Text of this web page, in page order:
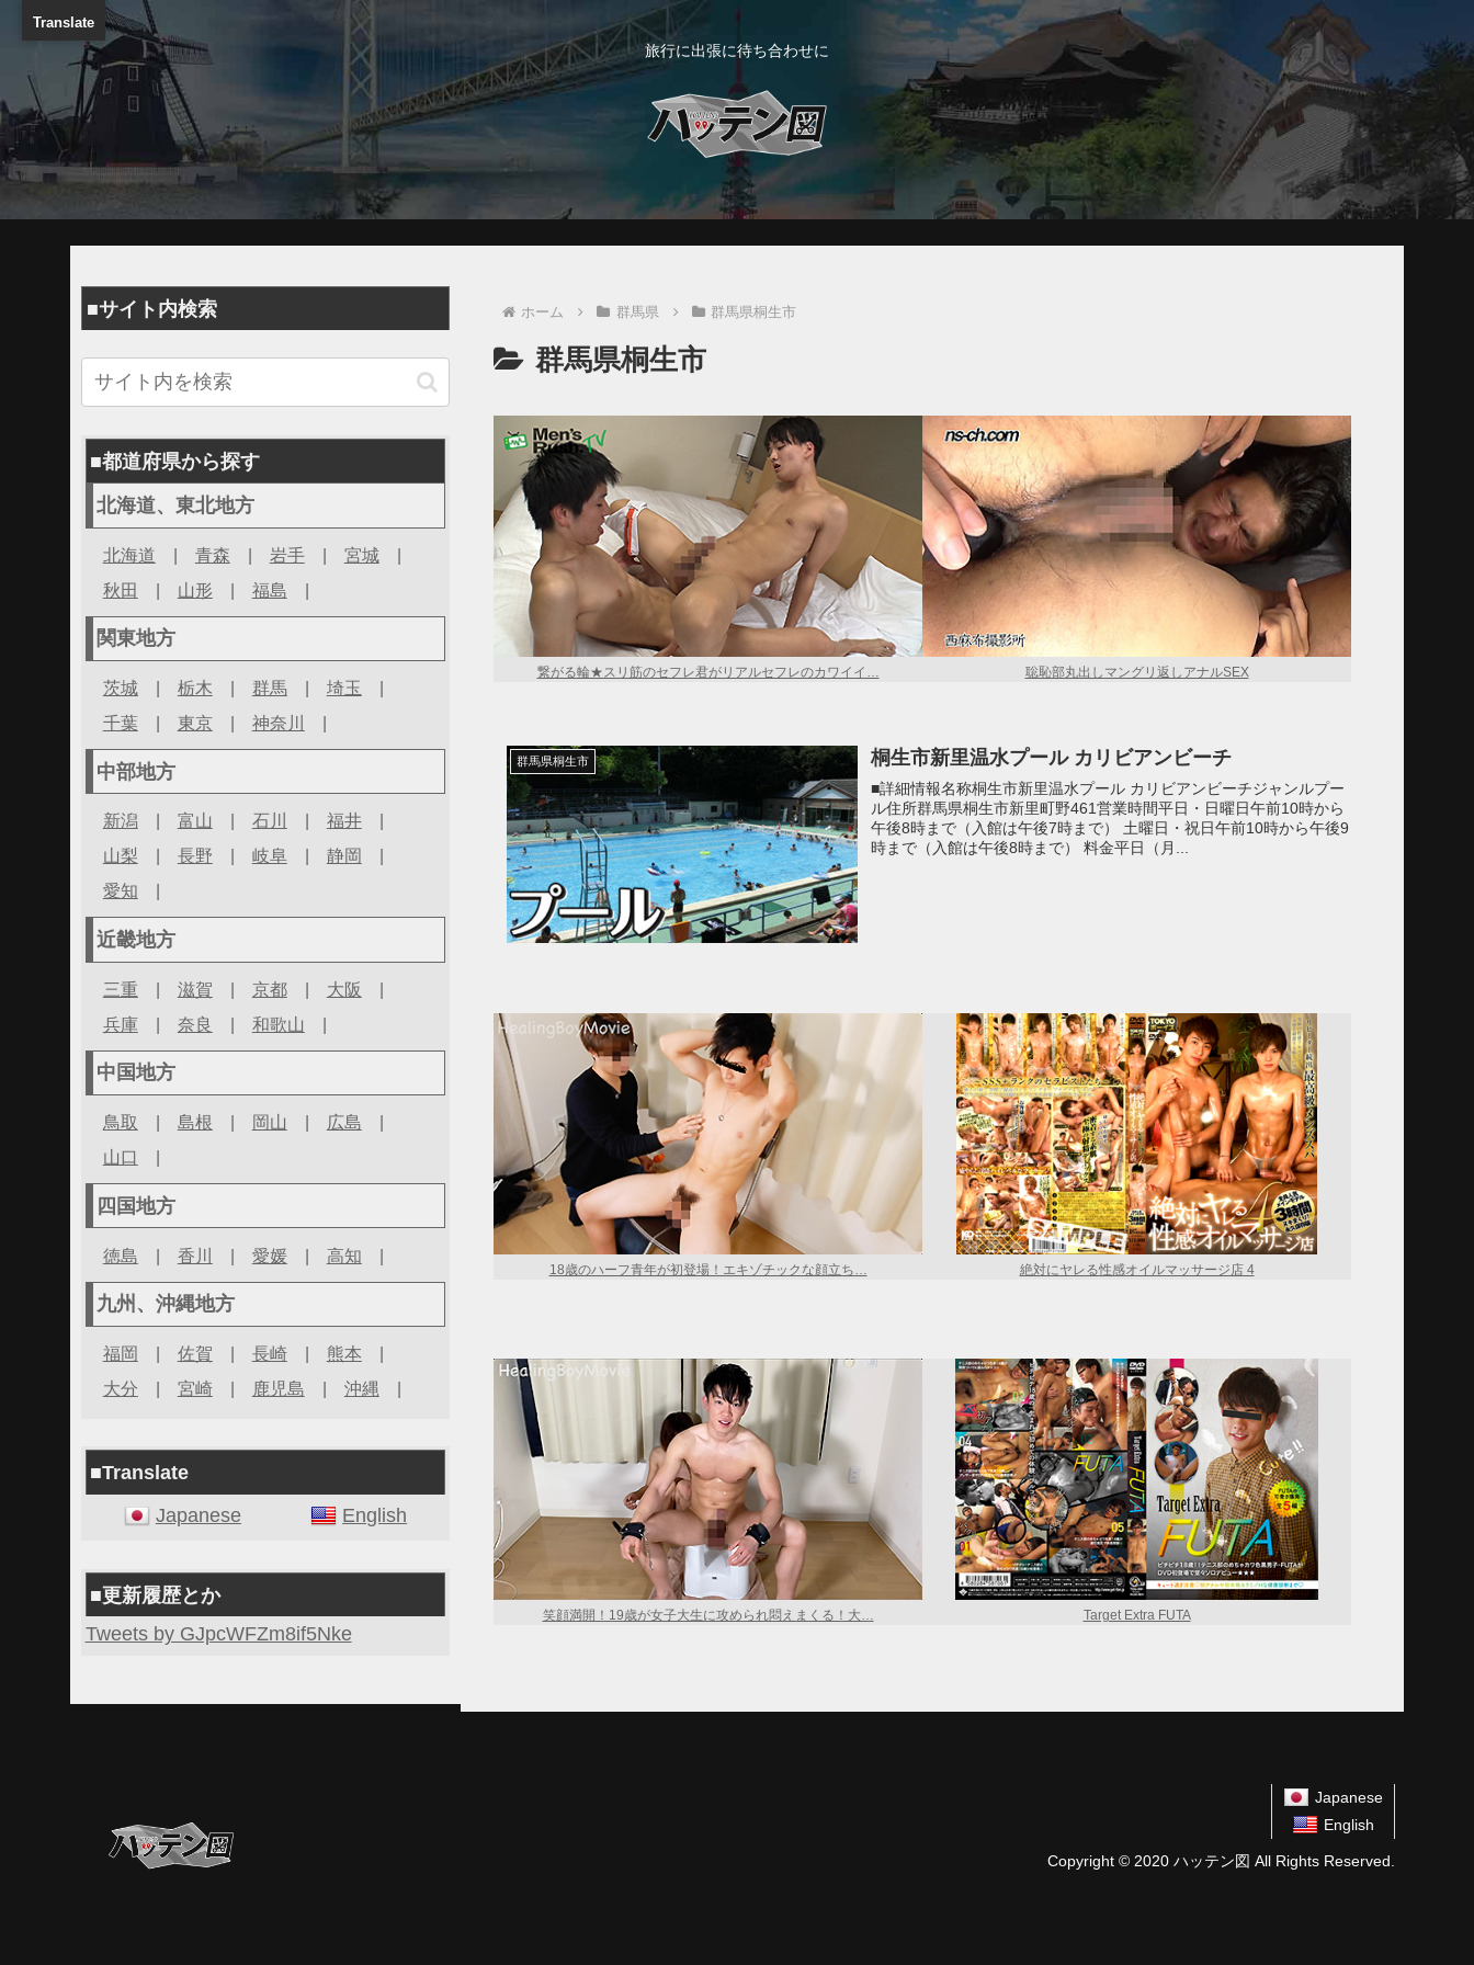
旅行に出張に待ち合わせに
ホーム 群馬県 群馬県桐生市
群馬県桐生市
繋がる輪★スリ筋のセフレ君がリアルセフレのカワイイ… 聡恥部丸出しマングリ返しアナルSEX
群馬県桐生市 桐生市新里温水プール カリビアンビーチ
■詳細情報名称桐生市新里温水プール カリビアンビーチジャンルプー
ル住所群馬県桐生市新里町野461営業時間平日・日曜日午前10時から
午後8時まで（入館は午後7時まで） 土曜日・祝日午前10時から午後9
時まで（入館は午後8時まで） 料金平日（月...
18歳のハーフ青年が初登場！エキゾチックな顔立ち… 絶対にヤレる性感オイルマッサージ店 4
笑顔満開！19歳が女子大生に攻められ悶えまくる！大… Target Extra FUTA
■サイト内検索
■都道府県から探す
北海道、東北地方
北海道 | 青森 | 岩手| 宮城|
秋田 | 山形 | 福島 |
関東地方
茨城| 栃木 | 群馬 | 埼玉 |
千葉| 東京| 神奈川 |
中部地方
新潟 富山 石川 福井|
山梨
長野 岐阜| 静岡
愛知
近畿地方
三重 | 滋賀 | 京都| 大阪 |
兵庫| 奈良 | 和歌山 |
中国地方
鳥取 | 島根 | 岡山 | 広島 |
山口 |
四国地方
徳島 | 香川 | 愛媛| 高知 |
九州、沖縄地方
福岡 | 佐賀 | 長崎| 熊本 |
大分 | 宮崎| 鹿児島 | 沖縄 |
■Translate
Japanese
English
■更新履歴とか
Tweets by GJpcWFZm8if5Nke
Japanese
English
Copyright © 2020 ハッテン図 All Rights Reserved.
Translate